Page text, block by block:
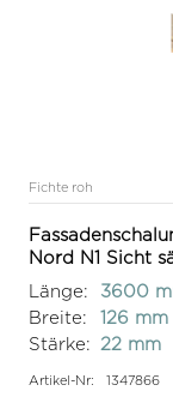
Fichte roh
Nord N1 Sicht
Länge:
3600
Breite:
126 mm
Stärke:
22 mm
Artikel-Nr: 1347866